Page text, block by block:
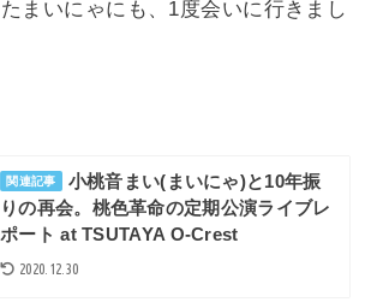
まいにゃにも、1度会いに行きまし
関連記事
小桃音まい(まいにゃ)と10年振
りの再会。桃色革命の定期公演ライブレ
ポート at TSUTAYA O-Crest
2020.12.30